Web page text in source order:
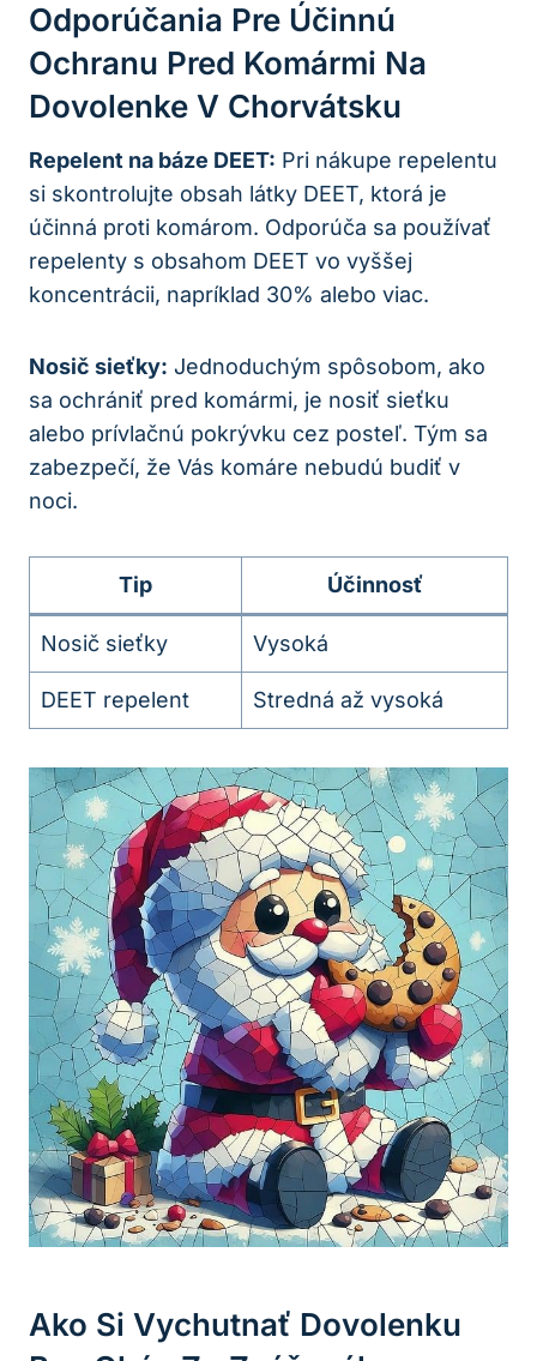
Odporúčania Pre Účinnú
Ochranu Pred Komármi Na
Dovolenke V Chorvátsku
Repelent na báze DEET: Pri nákupe repelentu
si skontrolujte obsah látky DEET, ktorá je
účinná proti komárom. Odporúča sa používať
repelenty s obsahom DEET vo vyššej
koncentrácii, napríklad 30% alebo viac.
Nosič sieťky: Jednoduchým spôsobom, ako
sa ochrániť pred komármi, je nosiť sieťku
alebo prívlačnú pokrývku cez posteľ. Tým sa
zabezpečí, že Vás komáre nebudú budiť v
noci.
Tip Účinnosť
Nosič sieťky Vysoká
DEET repelent Stredná až vysoká
Ako Si Vychutnať Dovolenku